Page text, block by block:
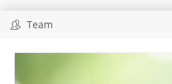
Team